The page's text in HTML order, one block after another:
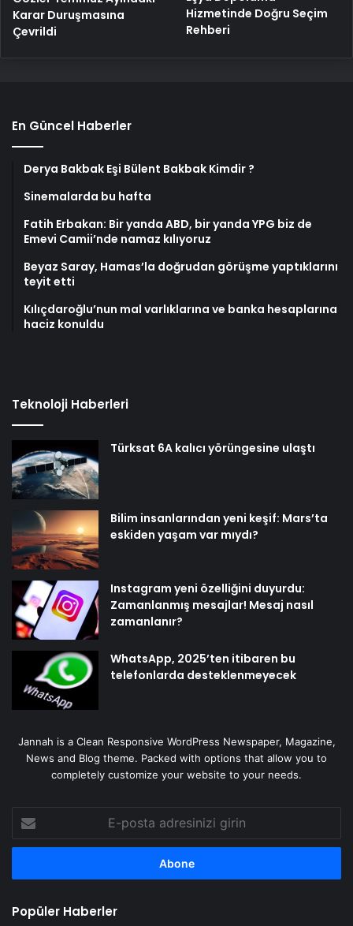
Karar Duruşmasına
Çevrildi
Hizmetinde Doğru Seçim
Rehberi
En Güncel Haberler
Derya Bakbak Eşi Bülent Bakbak Kimdir ?
Sinemalarda bu hafta
Fatih Erbakan: Bir yanda ABD, bir yanda YPG biz de
Emevi Camii’nde namaz kılıyoruz
Beyaz Saray, Hamas’la doğrudan görüşme yaptıklarını
teyit etti
Kılıçdaroğlu’nun mal varlıklarına ve banka hesaplarına
haciz konuldu
Teknoloji Haberleri
Türksat 6A kalıcı yörüngesine ulaştı
Bilim insanlarından yeni keşif: Mars’ta
eskiden yaşam var mıydı?
Instagram yeni özelliğini duyurdu:
Zamanlanmış mesajlar! Mesaj nasıl
zamanlanır?
WhatsApp, 2025’ten itibaren bu
telefonlarda desteklenmeyecek
Jannah is a Clean Responsive WordPress Newspaper, Magazine,
News and Blog theme. Packed with options that allow you to
completely customize your website to your needs.
posta
adresinizi
Popüler Haberler